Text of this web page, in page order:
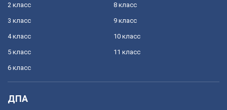
2 класс
3 класс
4 класс
5 класс
6 класс
8 класс
9 класс
10 класс
11 класс
ДПА